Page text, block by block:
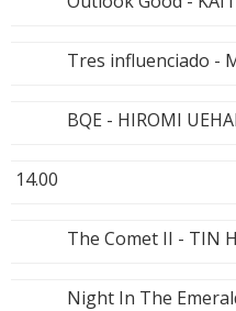
Tres influenciado -
BQE - HIROMI
14.00
The Comet II - TIN
Night In The